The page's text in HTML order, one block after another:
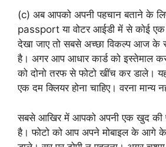
(c) अब आपको अपनी पहचान बताने के
passport या वोटर आईडी में से कोई एक
देखा जाए तो सबसे अच्छा विकल्प आज के
है। अगर आप आधार कार्ड को इस्तेमाल
को दोनो तरफ से फोटो खींच कर डाले।
एक दम क्लियर होना चाहिए। वरना मान्य
सबसे आखिर में आपको अपनी एक खुद की
है। फोटो को आप अपने मोबाइल के आगे